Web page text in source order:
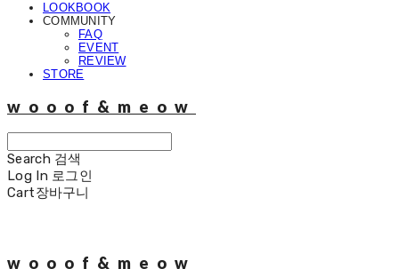
LOOKBOOK
COMMUNITY
FAQ
EVENT
REVIEW
STORE
wooof&meow
Search 검색
Log In 로그인
Cart장바구니
wooof&meow